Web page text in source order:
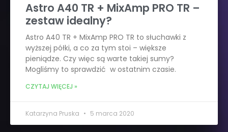
Astro A40 TR + MixAmp PRO TR –
zestaw idealny?
Astro A40 TR + MixAmp PRO TR to słuchawki z
wyższej półki, a co za tym stoi – większe
pieniądze. Czy więc są warte takiej sumy?
Mogliśmy to sprawdzić w ostatnim czasie.
CZYTAJ WIĘCEJ »
Katarzyna Pruska 5 marca 2020